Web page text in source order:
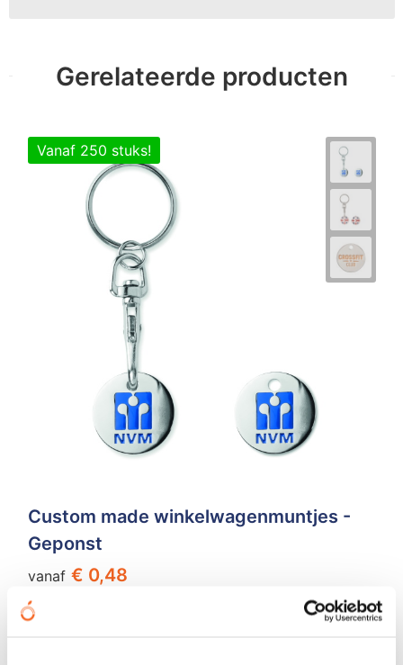
Gerelateerde producten
Vanaf 250 stuks!
Custom made winkelwagenmuntjes -
Geponst
vanaf € 0,48